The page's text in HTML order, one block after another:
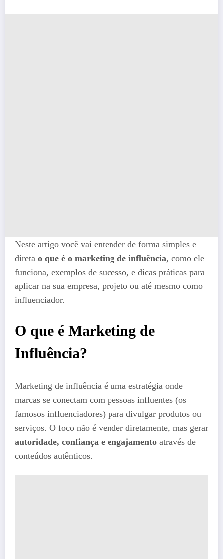
Neste artigo você vai entender de forma simples e
direta o que é o marketing de influência, como ele
funciona, exemplos de sucesso, e dicas práticas para
aplicar na sua empresa, projeto ou até mesmo como
influenciador.
O que é Marketing de
Influência?
Marketing de influência é uma estratégia onde
marcas se conectam com pessoas influentes (os
famosos influenciadores) para divulgar produtos ou
serviços. O foco não é vender diretamente, mas gerar
autoridade, confiança e engajamento através de
conteúdos autênticos.